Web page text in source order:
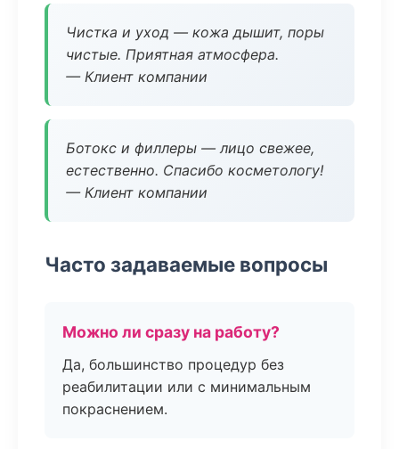
Чистка и уход — кожа дышит, поры
чистые. Приятная атмосфера.
— Клиент компании
Ботокс и филлеры — лицо свежее,
естественно. Спасибо косметологу!
— Клиент компании
Часто задаваемые вопросы
Можно ли сразу на работу?
Да, большинство процедур без
реабилитации или с минимальным
покраснением.